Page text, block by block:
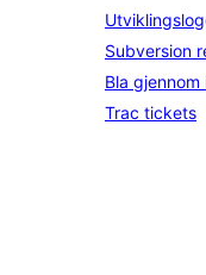
Subversion
Bla gjennom
Trac tickets